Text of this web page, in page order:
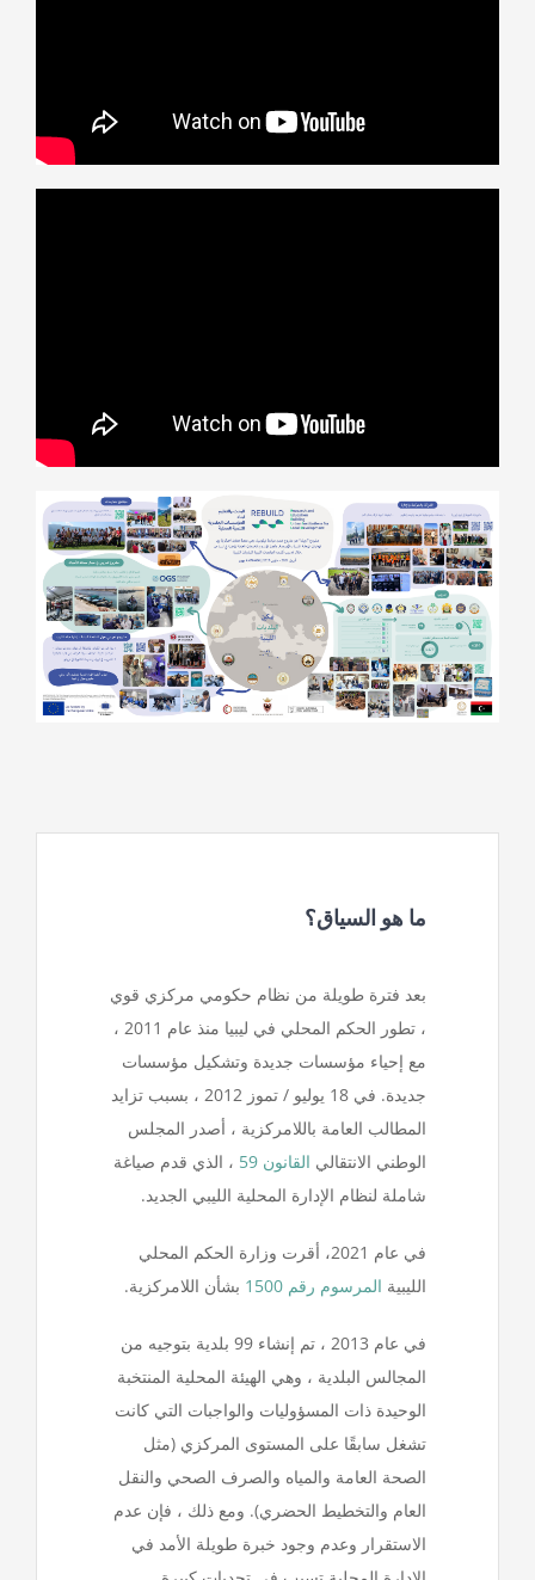
ما هو السياق؟
بعد فترة طويلة من نظام حكومي مركزي قوي
، تطور الحكم المحلي في ليبيا منذ عام 2011 ،
مع إحياء مؤسسات جديدة وتشكيل مؤسسات
جديدة. في 18 يوليو / تموز 2012 ، بسبب تزايد
المطالب العامة باللامركزية ، أصدر المجلس
الوطني الانتقالي القانون 59
، الذي قدم صياغة
شاملة لنظام الإدارة المحلية الليبي الجديد.
في عام 2021، أقرت وزارة الحكم المحلي
الليبية المرسوم رقم 1500 بشأن اللامركزية.
في عام 2013 ، تم إنشاء 99 بلدية بتوجيه من
المجالس البلدية ، وهي الهيئة المحلية المنتخبة
الوحيدة ذات المسؤوليات والواجبات التي كانت
تشغل سابقًا على المستوى المركزي (مثل
الصحة العامة والمياه والصرف الصحي والنقل
العام والتخطيط الحضري). ومع ذلك ، فإن عدم
الاستقرار وعدم وجود خبرة طويلة الأمد في